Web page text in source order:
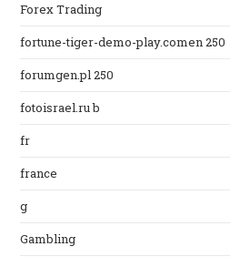
Forex Trading
fortune-tiger-demo-play.comen 250
forumgen.pl 250
fotoisrael.ru b
fr
france
g
Gambling